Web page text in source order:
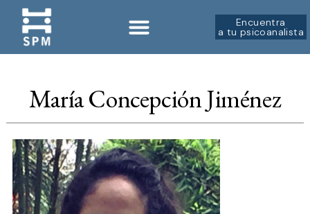
Encuentra
a tu psicoanalista
María Concepción Jiménez